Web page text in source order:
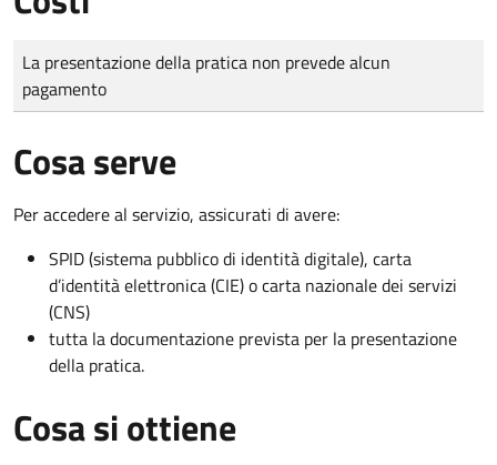
Tipo di pagamento
Importo
La presentazione della pratica non prevede alcun
pagamento
Cosa serve
Per accedere al servizio, assicurati di avere:
SPID (sistema pubblico di identità digitale), carta
d’identità elettronica (CIE) o carta nazionale dei servizi
(CNS)
tutta la documentazione prevista per la presentazione
della pratica.
Cosa si ottiene